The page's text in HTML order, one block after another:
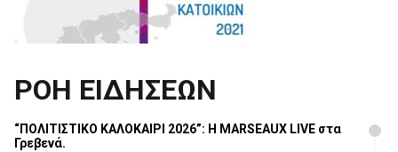
ΡΟΗ ΕΙΔΗΣΕΩΝ
“ΠΟΛΙΤΙΣΤΙΚΟ ΚΑΛΟΚΑΙΡΙ 2026”: Η MARSEAUX LIVE στα
Γρεβενά.